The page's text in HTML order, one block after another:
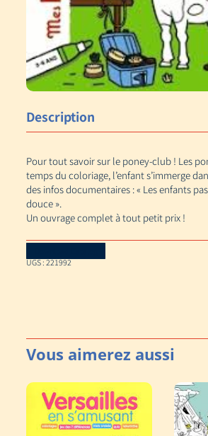
Description
Pour tout savoir sur le poney-club ! Les
temps du coloriage, l’enfant s’immerge
des infos documentaires : « Les enfants
douce ».
Un ouvrage complet à tout petit prix !
UGS :221992